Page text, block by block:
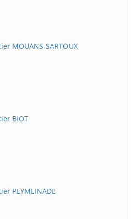
MOUANS-SARTOUX
BIOT
PEYMEINADE